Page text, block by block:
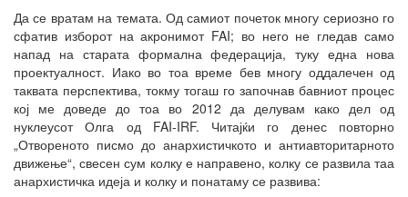
Да се вратам на темата. Од самиот почеток многу сериозно го
сфатив изборот на акронимот FAI; во него не гледав само
напад на старата формална федерација, туку една нова
проектуалност. Иако во тоа време бев многу оддалечен од
таквата перспектива, токму тогаш го започнав бавниот процес
кој ме доведе до тоа во 2012 да делувам како дел од
нуклеусот Олга од FAI-IRF. Читајќи го денес повторно
„Отвореното писмо до анархистичкото и антиавторитарното
движење“, свесен сум колку е направено, колку се развила таа
анархистичка идеја и колку и понатаму се развива: